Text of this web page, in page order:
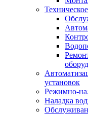
установок
Режимно-
Наладка